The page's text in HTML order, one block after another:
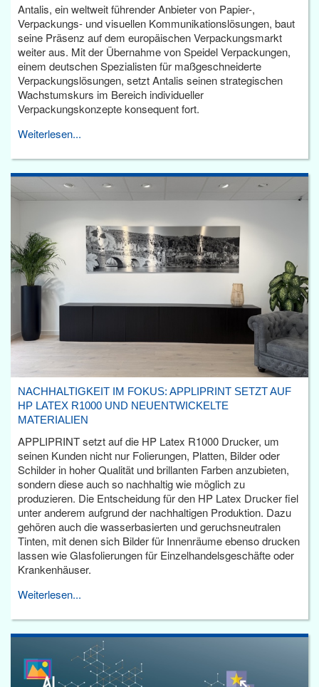
Antalis, ein weltweit führender Anbieter von Papier-,
Verpackungs- und visuellen Kommunikationslösungen, baut
seine Präsenz auf dem europäischen Verpackungsmarkt
weiter aus. Mit der Übernahme von Speidel Verpackungen,
einem deutschen Spezialisten für maßgeschneiderte
Verpackungslösungen, setzt Antalis seinen strategischen
Wachstumskurs im Bereich individueller
Verpackungskonzepte konsequent fort.
Weiterlesen...
NACHHALTIGKEIT IM FOKUS: APPLIPRINT SETZT AUF
HP LATEX R1000 UND NEUENTWICKELTE
MATERIALIEN
APPLIPRINT setzt auf die HP Latex R1000 Drucker, um
seinen Kunden nicht nur Folierungen, Platten, Bilder oder
Schilder in hoher Qualität und brillanten Farben anzubieten,
sondern diese auch so nachhaltig wie möglich zu
produzieren. Die Entscheidung für den HP Latex Drucker fiel
unter anderem aufgrund der nachhaltigen Produktion. Dazu
gehören auch die wasserbasierten und geruchsneutralen
Tinten, mit denen sich Bilder für Innenräume ebenso drucken
lassen wie Glasfolierungen für Einzelhandelsgeschäfte oder
Krankenhäuser.
Weiterlesen...